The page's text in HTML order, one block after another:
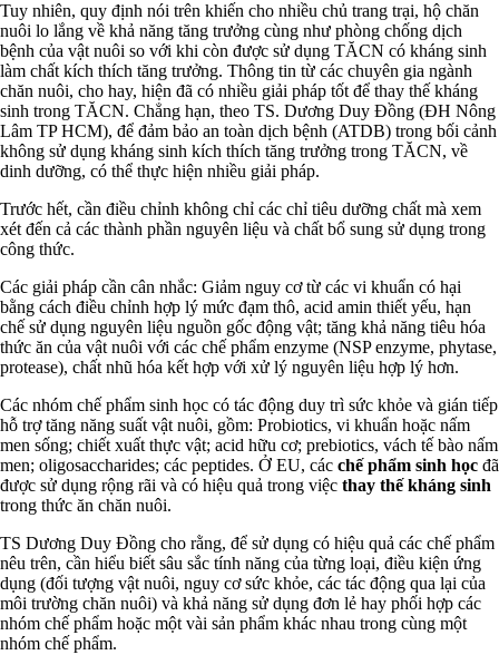
Tuy nhiên, quy định nói trên khiến cho nhiều chủ trang trại, hộ chăn
nuôi lo lắng về khả năng tăng trưởng cùng như phòng chống dịch
bệnh của vật nuôi so với khi còn được sử dụng TĂCN có kháng sinh
làm chất kích thích tăng trưởng. Thông tin từ các chuyên gia ngành
chăn nuôi, cho hay, hiện đã có nhiều giải pháp tốt để thay thế kháng
sinh trong TĂCN. Chẳng hạn, theo TS. Dương Duy Đồng (ĐH Nông
Lâm TP HCM), để đảm bảo an toàn dịch bệnh (ATDB) trong bối cảnh
không sử dụng kháng sinh kích thích tăng trưởng trong TĂCN, về
dinh dưỡng, có thể thực hiện nhiều giải pháp.
Trước hết, cần điều chỉnh không chỉ các chỉ tiêu dưỡng chất mà xem
xét đến cả các thành phần nguyên liệu và chất bổ sung sử dụng trong
công thức.
Các giải pháp cần cân nhắc: Giảm nguy cơ từ các vi khuẩn có hại
bằng cách điều chỉnh hợp lý mức đạm thô, acid amin thiết yếu, hạn
chế sử dụng nguyên liệu nguồn gốc động vật; tăng khả năng tiêu hóa
thức ăn của vật nuôi với các chế phẩm enzyme (NSP enzyme, phytase,
protease), chất nhũ hóa kết hợp với xử lý nguyên liệu hợp lý hơn.
Các nhóm chế phẩm sinh học có tác động duy trì sức khỏe và gián tiếp
hỗ trợ tăng năng suất vật nuôi, gồm: Probiotics, vi khuẩn hoặc nấm
men sống; chiết xuất thực vật; acid hữu cơ; prebiotics, vách tế bào nấm
men; oligosaccharides; các peptides. Ở EU, các chế phẩm sinh học đã
được sử dụng rộng rãi và có hiệu quả trong việc thay thế kháng sinh
trong thức ăn chăn nuôi.
TS Dương Duy Đồng cho rằng, để sử dụng có hiệu quả các chế phẩm
nêu trên, cần hiểu biết sâu sắc tính năng của từng loại, điều kiện ứng
dụng (đối tượng vật nuôi, nguy cơ sức khỏe, các tác động qua lại của
môi trường chăn nuôi) và khả năng sử dụng đơn lẻ hay phối hợp các
nhóm chế phẩm hoặc một vài sản phẩm khác nhau trong cùng một
nhóm chế phẩm.